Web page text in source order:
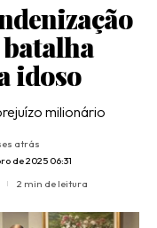
batalha
idoso
milionário
de 2025 06:31
atrás
2 min de leitura